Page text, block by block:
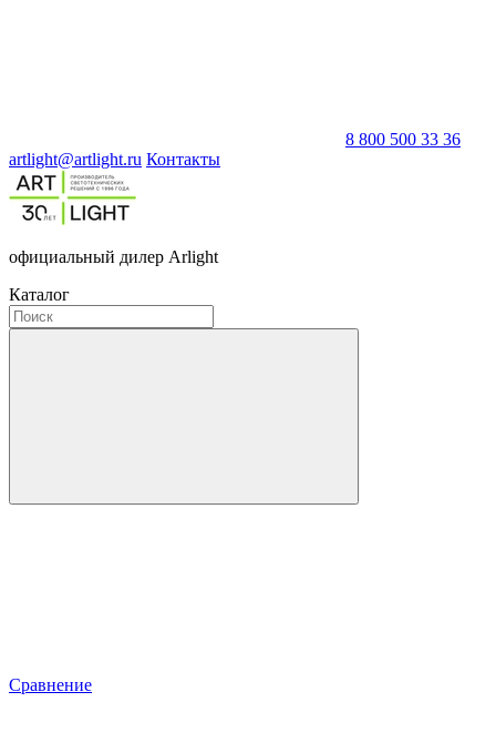
8 800 500 33 36
artlight@artlight.ru Контакты
официальный дилер Arlight
Каталог
Сравнение